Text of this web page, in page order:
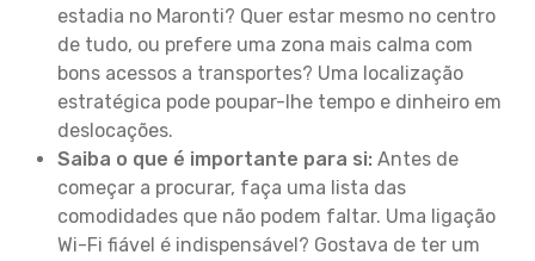
estadia no Maronti? Quer estar mesmo no centro
de tudo, ou prefere uma zona mais calma com
bons acessos a transportes? Uma localização
estratégica pode poupar-lhe tempo e dinheiro em
deslocações.
Saiba o que é importante para si: Antes de
começar a procurar, faça uma lista das
comodidades que não podem faltar. Uma ligação
Wi-Fi fiável é indispensável? Gostava de ter um